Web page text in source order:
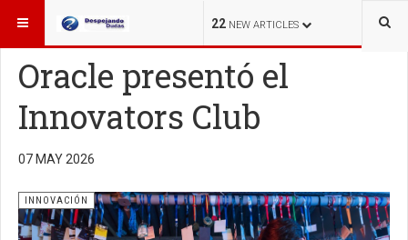
22 NEW ARTICLES
ESTÁ AQUÍ: INNOVACIÓN
Oracle presentó el
Innovators Club
07 MAY 2026
INNOVACIÓN